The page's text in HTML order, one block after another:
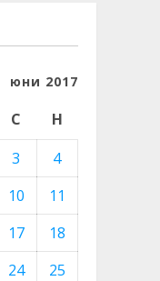
юни 2017
С
Н
3
4
10
11
17
18
24
25